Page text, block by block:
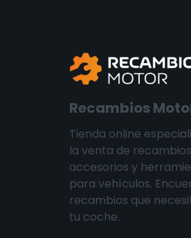
Recambios
Tienda online
la venta de
accesorios y
para vehículos.
recambios que
tu coche.